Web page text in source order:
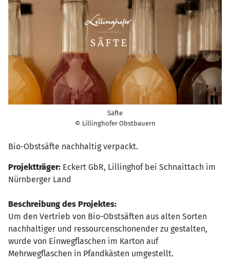
Säfte
© Lillinghofer Obstbauern
Bio-Obstsäfte nachhaltig verpackt.
Projektträger: Eckert GbR, Lillinghof bei Schnaittach im
Nürnberger Land
Beschreibung des Projektes:
Um den Vertrieb von Bio-Obstsäften aus alten Sorten
nachhaltiger und ressourcenschonender zu gestalten,
wurde von Einwegflaschen im Karton auf
Mehrwegflaschen in Pfandkästen umgestellt.